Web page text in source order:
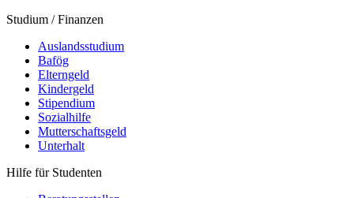
Studium / Finanzen
Auslandsstudium
Bafög
Elterngeld
Kindergeld
Stipendium
Sozialhilfe
Mutterschaftsgeld
Unterhalt
Hilfe für Studenten